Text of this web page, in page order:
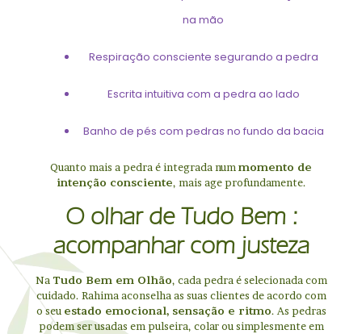
na mão
Respiração consciente segurando a pedra
Escrita intuitiva com a pedra ao lado
Banho de pés com pedras no fundo da bacia
Quanto mais a pedra é integrada num momento de
intenção consciente, mais age profundamente.
O olhar de Tudo Bem :
acompanhar com justeza
Na Tudo Bem em Olhão, cada pedra é selecionada com
cuidado. Rahima aconselha as suas clientes de acordo com
o seu estado emocional, sensação e ritmo. As pedras
podem ser usadas em pulseira, colar ou simplesmente em